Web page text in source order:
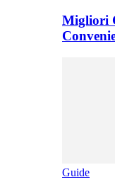
Migliori
Guide